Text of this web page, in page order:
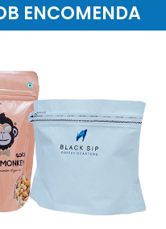
ENCOMENDA